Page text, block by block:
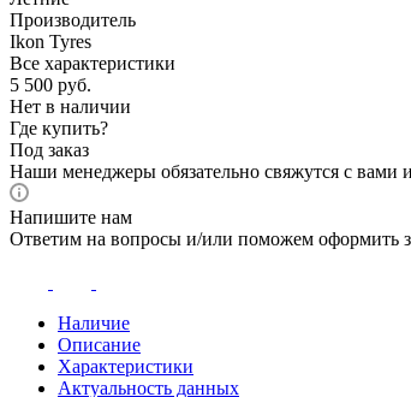
Производитель
Ikon Tyres
Все характеристики
5 500 руб.
Нет в наличии
Где купить?
Под заказ
Наши менеджеры обязательно свяжутся с вами и
Напишите нам
Ответим на вопросы и/или поможем оформить
Наличие
Описание
Характеристики
Актуальность данных